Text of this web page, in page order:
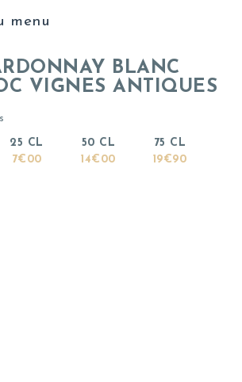
menu
BLANC
VIGNES ANTIQUES
25 CL
7€00
50 CL
14€00
75 CL
19€90